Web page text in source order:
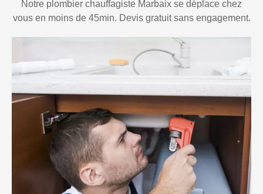
Notre plombier chauffagiste Marbaix se déplace chez
vous en moins de 45min. Devis gratuit sans engagement.